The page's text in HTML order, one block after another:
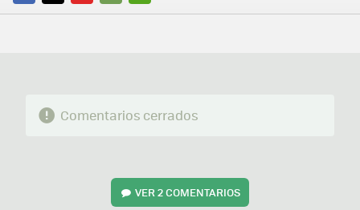
FACEBOOK
TWITTERFLIPBOARD
E-
WHATSAPP
Comentarios cerrados
VER2 COMENTARIOS